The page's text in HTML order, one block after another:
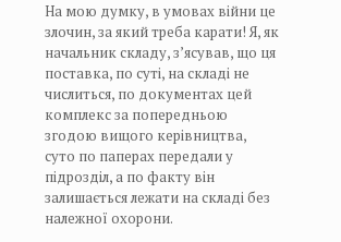
На мою думку, в умовах війни це
злочин, за який треба карати! Я, як
начальник складу, з’ясував, що ця
поставка, по суті, на складі не
числиться, по документах цей
комплекс за попередньою
згодою вищого керівництва,
суто по паперах передали у
підрозділ, а по факту він
залишається лежати на складі без
належної охорони.